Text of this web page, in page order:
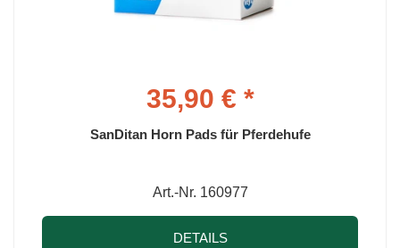
35,90 € *
SanDitan Horn Pads für Pferdehufe
Art.-Nr. 160977
DETAILS